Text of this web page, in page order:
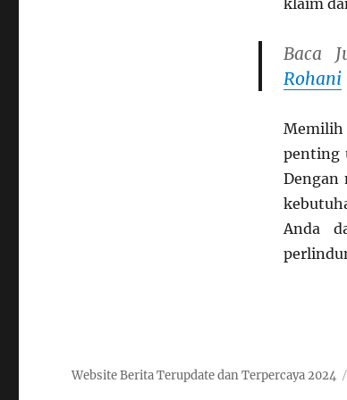
klaim
Baca
Rohani
penting
Dengan
Anda
Website Berita Terupdate dan Terpercaya 2024